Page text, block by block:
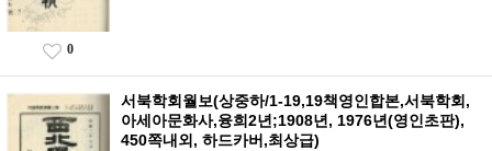
0
서북학회월보(상중하/1-19,19책영인합본,서북학회,
아세아문화사,융희2년;1908년, 1976년(영인초판),
450쪽내외, 하드카버,최상급)